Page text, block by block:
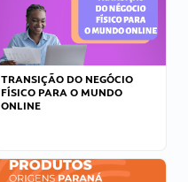
TRANSIÇÃO DO NEGÓCIO
FÍSICO PARA O MUNDO
ONLINE